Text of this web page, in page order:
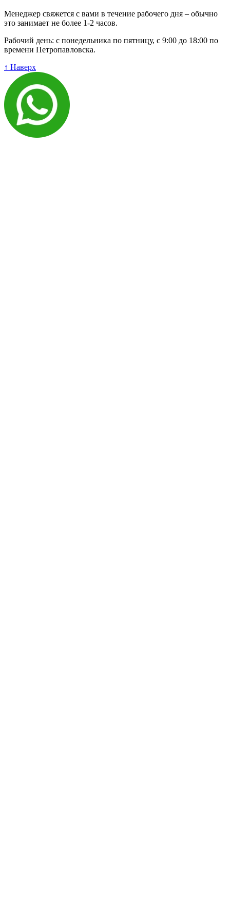
Менеджер свяжется с вами в течение рабочего дня – обычно
это занимает не более 1-2 часов.
Рабочий день: с понедельника по пятницу, с 9:00 до 18:00 по
времени Петропавловска.
↑ Наверх